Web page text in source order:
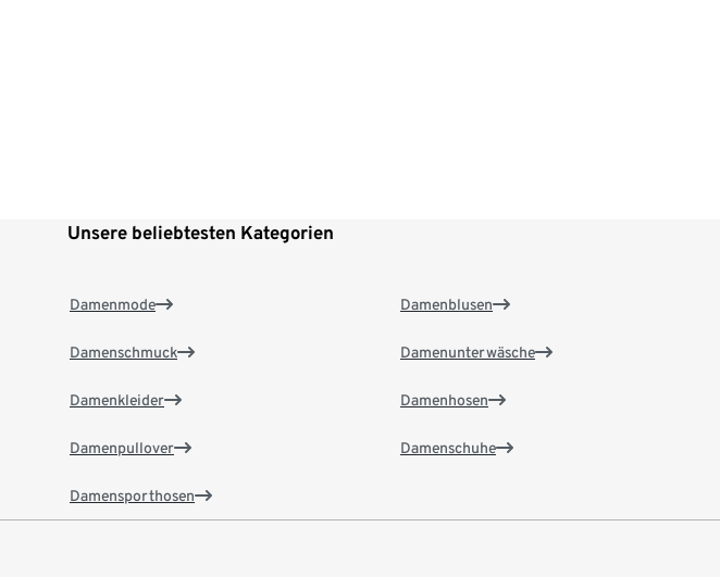
Unsere beliebtesten Kategorien
Damenmode
Damenschmuck
Damenkleider
Damenpullover
Damensporthosen
Damenblusen
Damenunterwäsche
Damenhosen
Damenschuhe